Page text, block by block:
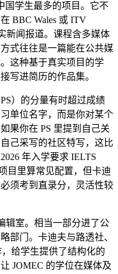
国学生最多的项目。它不
BBC Wales 或 ITV
新闻报道。课程含多媒体
式往往是一篇能在公共媒
这种基于真实项目的学
写进简历的作品集。
）的分量有时超过成绩
单位名字，而是你对某个
果你在 PS 里提到自己关
己采写的社区特写，这比
年入学要求 IELTS
目里算常见配置，但卡迪
须考到直录分，灵活性较
辑室。相当一部分进了公
部门。卡迪夫与路透社、
，给学生提供了结构化的
JOMEC 的学位在媒体及